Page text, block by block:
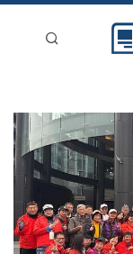
新聞稿分類
登入
刊登